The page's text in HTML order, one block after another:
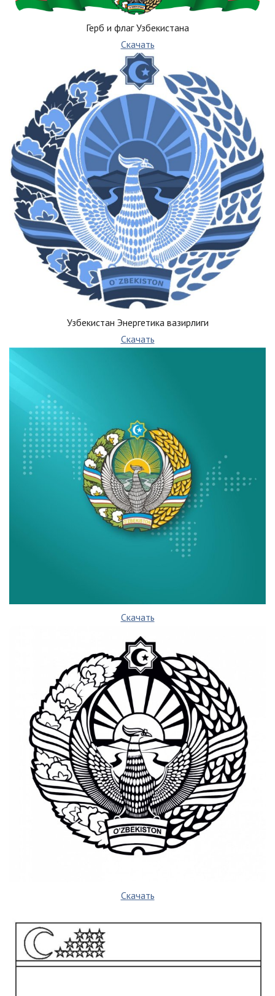
Герб и флаг Узбекистана
Скачать
Узбекистан Энергетика вазирлиги
Скачать
Скачать
Скачать